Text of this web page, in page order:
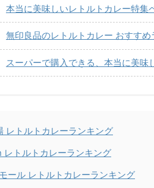
本当に美味しいレトルトカレー特集
無印良品のレトルトカレー おすす
スーパーで購入できる、本当に美
レトルトカレーランキング
レトルトカレーランキング
ール レトルトカレーランキング